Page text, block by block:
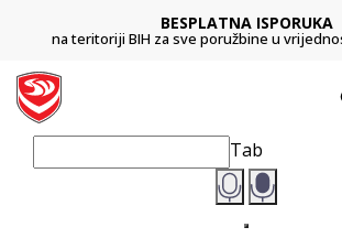
BESPLATNA ISPORUKA
na teritoriji BIH za sve poružbine u
Tab